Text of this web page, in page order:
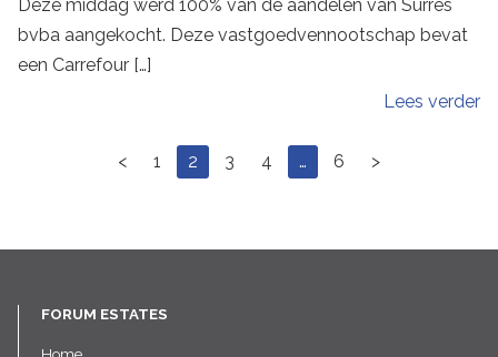
Deze middag werd 100% van de aandelen van Surres
bvba aangekocht. Deze vastgoedvennootschap bevat
een Carrefour […]
Lees verder
< 1 2 3 4 … 6 >
FORUM ESTATES